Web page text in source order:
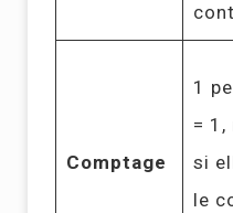
Comptage
1
= 1,
si
le